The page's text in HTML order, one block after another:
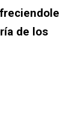
de los